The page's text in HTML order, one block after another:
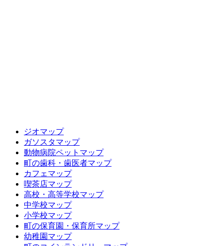
ジオマップ
ガソスタマップ
動物病院ペットマップ
町の歯科・歯医者マップ
カフェマップ
喫茶店マップ
高校・高等学校マップ
中学校マップ
小学校マップ
町の保育園・保育所マップ
幼稚園マップ